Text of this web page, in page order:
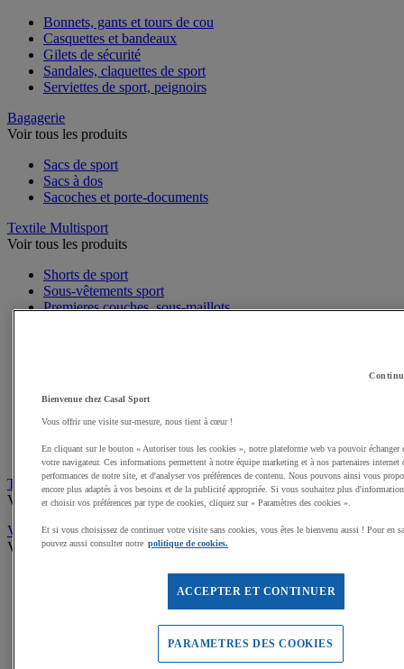
Bonnets, gants et tours de cou
Casquettes et bandeaux
Gilets de sécurité
Sandales, claquettes de sport
Serviettes de sport, peignoirs
Bagagerie
Voir tous les produits
Sacs de sport
Sacs à dos
Sacoches et porte-documents
Textile Multisport
Voir tous les produits
Shorts de sport
Sous-vêtements sport
Premieres couches, sous-maillots
Tee-shirts de sport
Polos de sport
Pantalons, Collants de sport
Tee-shirts personnalisables
Voir tous les produits
Vêtements, tenues Gardien multisports
Voir tous les produits
Tee-shirts personnalisables (28)
Tee-shirt enfant coton organique bio Jersey 175 ROYAL -
Bienvenue chez Casal Sport
Vous offrir une visite sur-mesure, nous tient à cœur !
En cliquant sur le bouton « Autoriser tous les cookies », notre plateforme web va pouvoir échanger
votre navigateur. Ces informations permettent à notre équipe marketing et à nos partenaires internet
performances de notre site, et d'analyser vos préférences de contenu. Nous pouvons ainsi vous
encore plus adaptés à vos besoins et de la publicité appropriée. Si vous souhaitez plus
et choisir vos préférences par type de cookies, cliquez sur « Paramètres des cookies ».
Et si vous choisissez de continuer votre visite sans cookies, vous êtes le bienvenu aussi ! Pour en
pouvez aussi consulter notre politique de cookies.
ACCEPTER ET CONTINUER
PARAMETRES DES COOKIES